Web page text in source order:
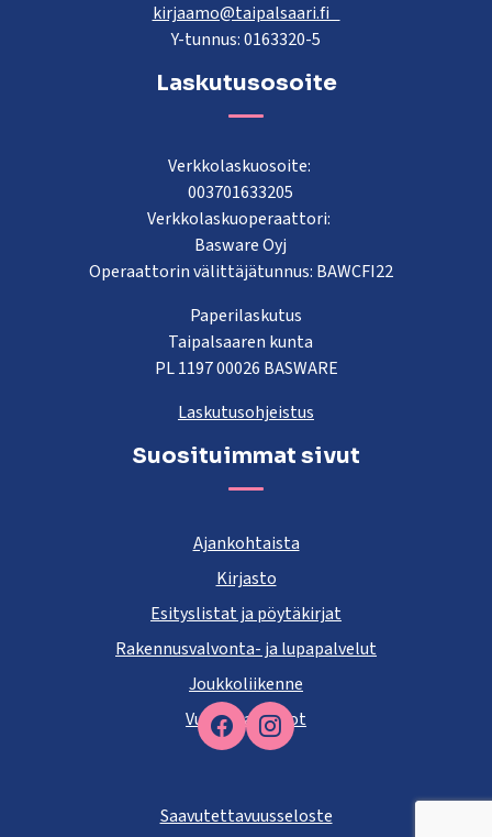
Facebook
kirjaamo@taipalsaari.fi
Y-tunnus: 0163320-5
Laskutusosoite
Verkkolaskuosoite:
003701633205
Verkkolaskuoperaattori:
Basware Oyj
Operaattorin välittäjätunnus: BAWCFI22
Paperilaskutus
Taipalsaaren kunta
PL 1197 00026 BASWARE
Laskutusohjeistus
Suosituimmat sivut
Ajankohtaista
Kirjasto
Esityslistat ja pöytäkirjat
Rakennusvalvonta- ja lupapalvelut
Joukkoliikenne
Vuokra-asunnot
Saavutettavuusseloste